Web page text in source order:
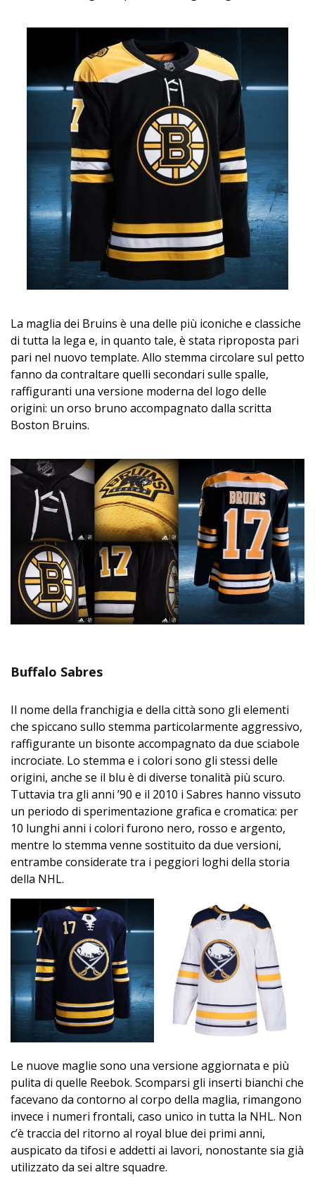
La maglia dei Bruins è una delle più iconiche e classiche
di tutta la lega e, in quanto tale, è stata riproposta pari
pari nel nuovo template. Allo stemma circolare sul petto
fanno da contraltare quelli secondari sulle spalle,
raffiguranti una versione moderna del logo delle
origini: un orso bruno accompagnato dalla scritta
Boston Bruins.
Buffalo Sabres
Il nome della franchigia e della città sono gli elementi
che spiccano sullo stemma particolarmente aggressivo,
raffigurante un bisonte accompagnato da due sciabole
incrociate. Lo stemma e i colori sono gli stessi delle
origini, anche se il blu è di diverse tonalità più scuro.
Tuttavia tra gli anni ’90 e il 2010 i Sabres hanno vissuto
un periodo di sperimentazione grafica e cromatica: per
10 lunghi anni i colori furono nero, rosso e argento,
mentre lo stemma venne sostituito da due versioni,
entrambe considerate tra i peggiori loghi della storia
della NHL.
Le nuove maglie sono una versione aggiornata e più
pulita di quelle Reebok. Scomparsi gli inserti bianchi che
facevano da contorno al corpo della maglia, rimangono
invece i numeri frontali, caso unico in tutta la NHL. Non
c’è traccia del ritorno al royal blue dei primi anni,
auspicato da tifosi e addetti ai lavori, nonostante sia già
utilizzato da sei altre squadre.